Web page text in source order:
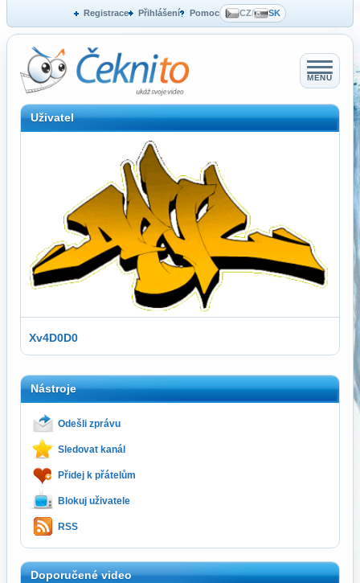
Registrace Přihlášení Pomoc CZ/ SK
MENU
Uživatel
Xv4D0D0
Nástroje
Odešli zprávu
Sledovat kanál
Přidej k přátelům
Blokuj uživatele
RSS
Doporučené video